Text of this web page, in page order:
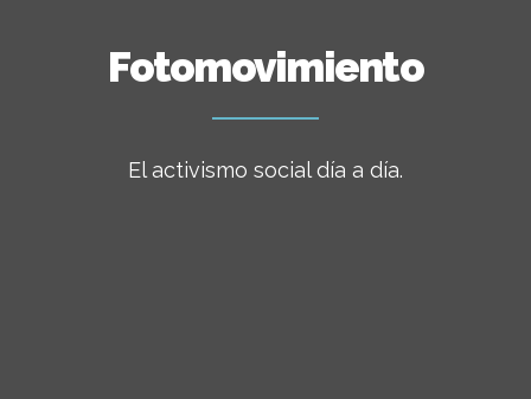
Fotomovimiento
El activismo social día a día.